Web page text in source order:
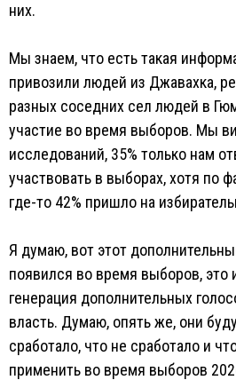
них.
Мы знаем, что есть такая
привозили людей из Джавахка,
разных соседних сел людей в
участие во время выборов. Мы
исследований, 35% только нам
участвовать в выборах, хотя по
где-то 42% пришло на
Я думаю, вот этот
появился во время выборов, это
генерация дополнительных
власть. Думаю, опять же, они
сработало, что не сработало и
применить во время выборов